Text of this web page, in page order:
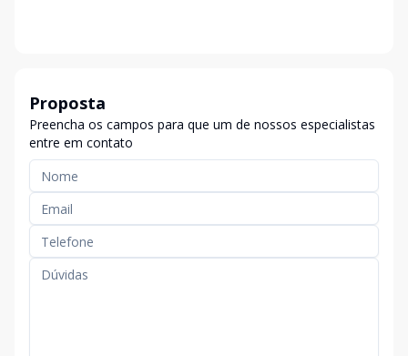
Proposta
Preencha os campos para que um de nossos especialistas
entre em contato